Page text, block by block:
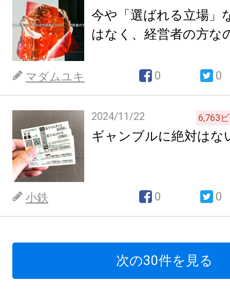
今や「選ばれる立場」
はなく、経営者の方な
マダムユキ 0 0
2024/11/22 6,763
ギャンブルに絶対はな
小鉄 0 0
次の30件を見る